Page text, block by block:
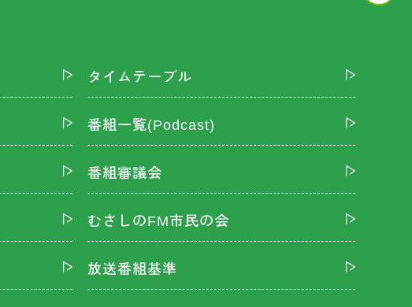
タイムテーブル
番組一覧(Podcast)
番組審議会
むさしのFM市民の会
放送番組基準